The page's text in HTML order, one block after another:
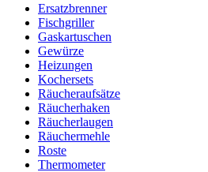
Ersatzbrenner
Fischgriller
Gaskartuschen
Gewürze
Heizungen
Kochersets
Räucheraufsätze
Räucherhaken
Räucherlaugen
Räuchermehle
Roste
Thermometer